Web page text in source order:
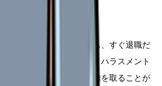
可能性
らなくて辞めたい時でも、すぐ退職だ
があります。もちろん、ハラスメント
されている場合は、距離を取ることが